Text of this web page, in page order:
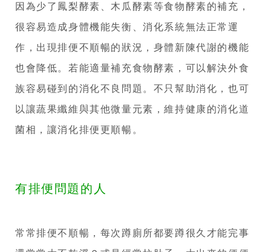
因為少了鳳梨酵素、木瓜酵素等食物酵素的補充，
很容易造成身體機能失衡、消化系統無法正常運
作，出現排便不順暢的狀況，身體新陳代謝的機能
也會降低。若能適量補充食物酵素，可以解決外食
族容易碰到的消化不良問題。不只幫助消化，也可
以讓蔬果纖維與其他微量元素，維持健康的消化道
菌相，讓消化排便更順暢。
有排便問題的人
常常排便不順暢，每次蹲廁所都要蹲很久才能完事